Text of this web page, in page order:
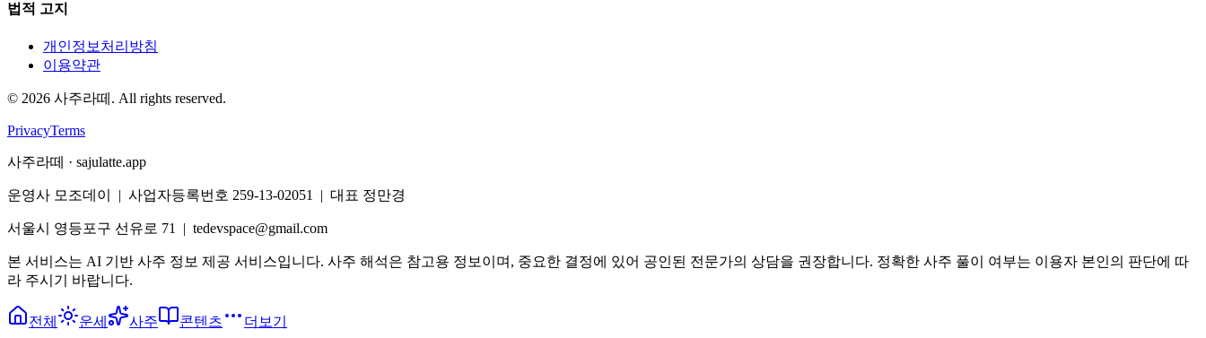
법적 고지
개인정보처리방침
이용약관
© 2026 사주라떼. All rights reserved.
PrivacyTerms
사주라떼 · sajulatte.app
운영사 모조데이 | 사업자등록번호 259-13-02051 | 대표 정만경
서울시 영등포구 선유로 71 | tedevspace@gmail.com
본 서비스는 AI 기반 사주 정보 제공 서비스입니다. 사주 해석은 참고용 정보이며, 중요한 결정에 있어 공인된 전문가의 상담을 권장합니다. 정확한 사주 풀이 여부는 이용자 본인의 판단에 따
라 주시기 바랍니다.
전체 운세 사주 콘텐츠 더보기